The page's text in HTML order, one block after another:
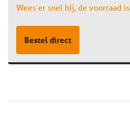
Wees er snel bij, de voorraad
Bestel direct